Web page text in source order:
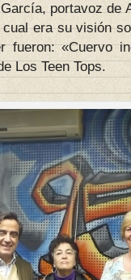
portavoz de
era su visión
fueron: «Cuervo
Los Teen Tops.